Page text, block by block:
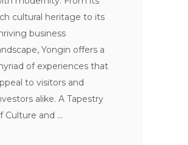
cultural heritage to its
business
Yongin offers a
of experiences that
to visitors and
alike. A Tapestry
Culture and